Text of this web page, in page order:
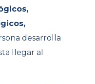
desarrolla
llegar al